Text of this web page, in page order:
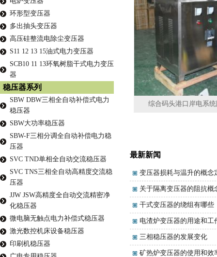
综合码头港口岸电系
最新新闻
变压器损耗与温升的概念
关于隔离变压器的阻抗概
干式变压器的绕组有哪些
电渣炉变压器的用途和工
三相稳压器的发展变化
矿热炉变压器的使用和效
环形型变压器
多出抽头变压器
高压硅整流电除尘变压器
S11 12 13 15油式电力变压器
SCB10 11 13环氧树脂干式电力变压
器
稳压器系列
SBW DBW三相全自动补偿式电力
稳压器
SBW大功率稳压器
SBW-F三相分调全自动补偿电力稳
压器
SVC TND单相全自动交流稳压器
SVC TNS三相全自动高精度交流稳
压器
JJW JSW高精度全自动交流精密净
化稳压器
微电脑无触点电力补偿式稳压器
激光数控机床设备稳压器
印刷机稳压器